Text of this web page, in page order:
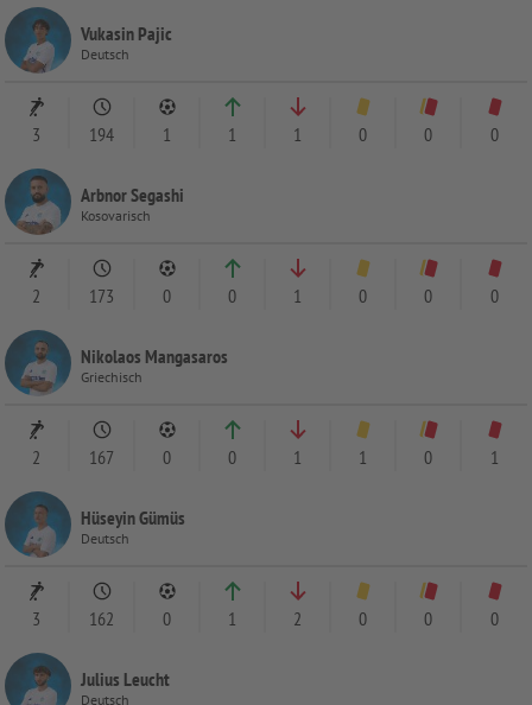
Vukasin Pajic
Deutsch
3 194 1 1 1 0 0 0
Arbnor Segashi
Kosovarisch
2 173 0 0 1 0 0 0
Nikolaos Mangasaros
Griechisch
2 167 0 0 1 1 0 1
Hüseyin Gümüs
Deutsch
3 162 0 1 2 0 0 0
Julius Leucht
Deutsch